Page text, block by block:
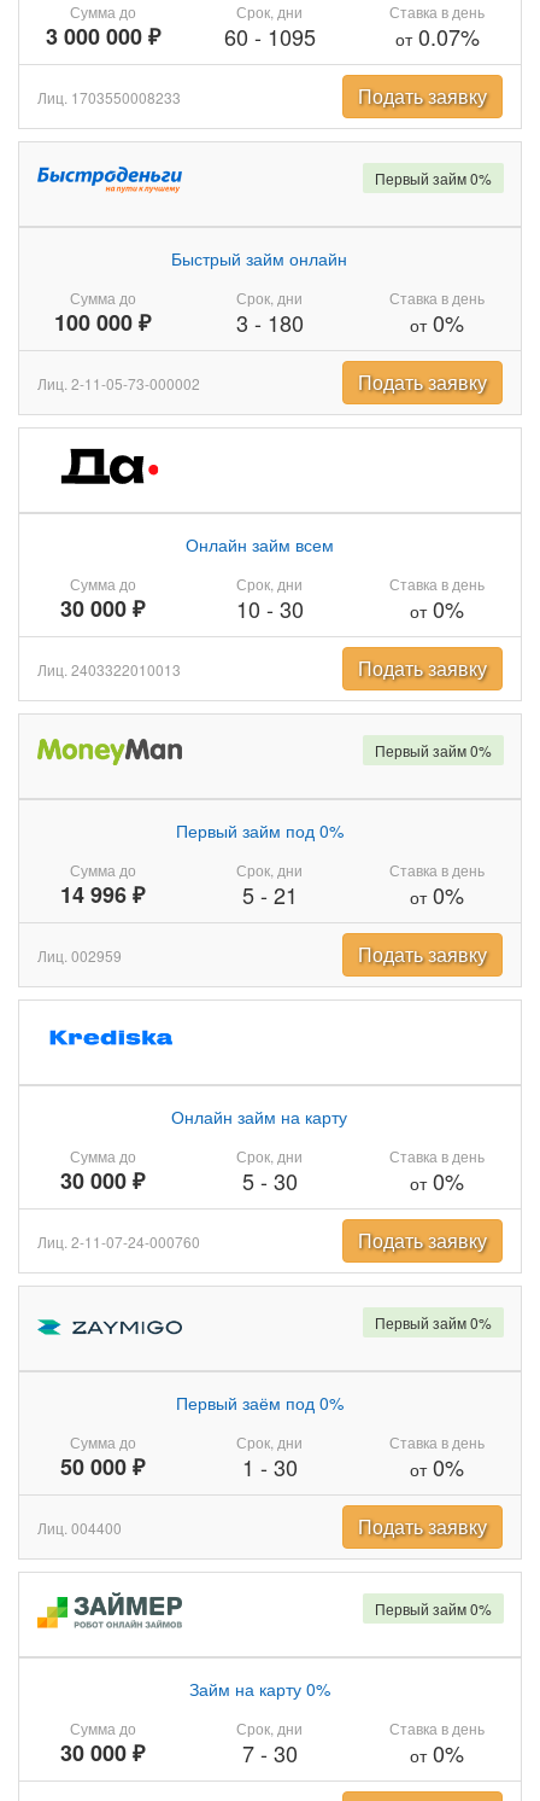
Сумма до
3 000 000 ₽
Срок, дни
60 - 1095
Ставка в день
от0.07%
Лиц. 1703550008233 Подать заявку
Сумма до
100 000 ₽
Быстрый займ онлайн
Срок, дни
3 - 180
Ставка в день
от0%
Первый займ 0%
Лиц. 2-11-05-73-000002 Подать заявку
Сумма до
30 000 ₽
Онлайн займ всем
Срок, дни
10 - 30
Ставка в день
от0%
Лиц. 2403322010013 Подать заявку
Сумма до
14 996 ₽
Первый займ под 0%
Срок, дни
5- 21
Ставка в день
от0%
Первый займ 0%
Лиц. 002959 Подать заявку
Сумма до
30 000 ₽
Онлайн займ на карту
Срок, дни
5- 30
Ставка в день
от0%
Лиц. 2-11-07-24-000760 Подать заявку
Сумма до
50 000 ₽
Первый заём под 0%
Срок, дни
1 - 30
Ставка в день
от0%
Первый займ 0%
Лиц. 004400 Подать заявку
Сумма до
30 000 ₽
Займ на карту 0%
Срок, дни
7- 30
Ставка в день
от0%
Первый займ 0%